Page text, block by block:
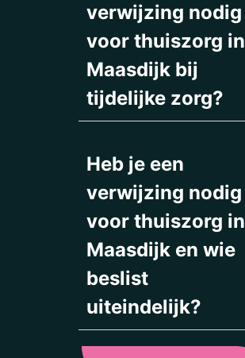
verwijzing nodig
voor thuiszorg in
Maasdijk bij
tijdelijke zorg?
Heb je een
verwijzing nodig
voor thuiszorg in
Maasdijk en wie
beslist
uiteindelijk?